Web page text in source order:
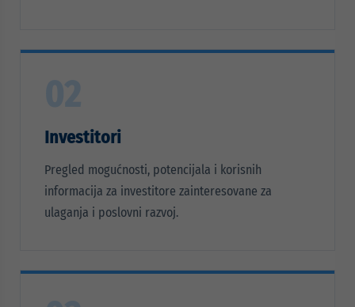
Investitori
Pregled mogućnosti, potencijala i korisnih
informacija za investitore zainteresovane za
ulaganja i poslovni razvoj.